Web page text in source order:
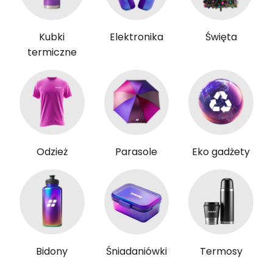
Kubki
termiczne
Elektronika Święta
Odzież Parasole Eko gadżety
Bidony Śniadaniówki Termosy